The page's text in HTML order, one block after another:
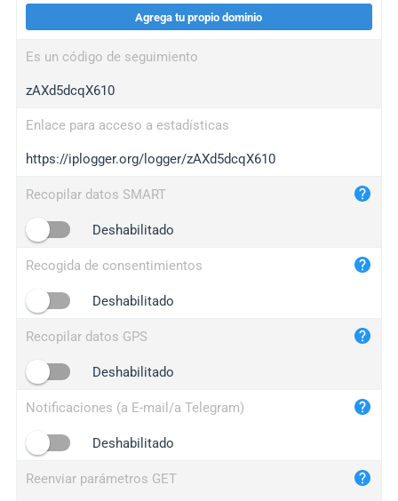
wl.gl
ed.tc
iplogger.com
maper.info
2no.co
yip.su
iplogger.info
Agrega tu propio dominio
Es un código de seguimiento
zAXd5dcqX610
Enlace para acceso a estadísticas
https://iplogger.org/logger/zAXd5dcqX610
Recopilar datos SMART
Deshabilitado
Recogida de consentimientos
Deshabilitado
Recopilar datos GPS
Deshabilitado
Notificaciones (a E-mail/a Telegram)
Deshabilitado
Reenviar parámetros GET